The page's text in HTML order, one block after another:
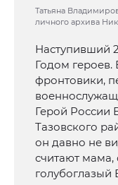
Татьяна
личного архива
Наступивший
Годом
фронтовики,
Герой России
Тазовского
он давно не
считают мама,
голубоглазый